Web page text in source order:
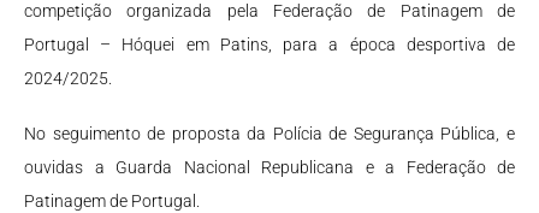
competição organizada pela Federação de Patinagem de
Portugal – Hóquei em Patins, para a época desportiva de
2024/2025.
No seguimento de proposta da Polícia de Segurança Pública, e
ouvidas a Guarda Nacional Republicana e a Federação de
Patinagem de Portugal.